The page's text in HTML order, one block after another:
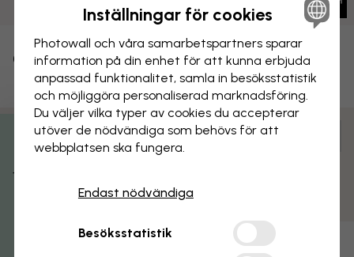
Blågrön våg
CANVASTAVLA Spara
Anpassa och beställ
Färdigmonterad och klar att hängas upp
Färgbeständiga tryck
Artikelnummer:
Få 15% rabatt
Inställningar för cookies
Photowall och våra samarbets­partners sparar
information på din enhet för att kunna erbjuda
anpassad funktionalitet, samla in besöks­statistik
och möjliggöra personaliserad marknads­föring.
Du väljer vilka typer av cookies du accepterar
utöver de nödvändiga som behövs för att
webbplatsen ska fungera.
Endast nödvändiga
Besöksstatistik